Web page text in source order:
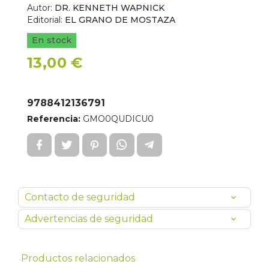
Autor: DR. KENNETH WAPNICK
Editorial: EL GRANO DE MOSTAZA
En stock
13,00 €
9788412136791
Referencia: GMO0QUDICU0
Contacto de seguridad
Advertencias de seguridad
Productos relacionados